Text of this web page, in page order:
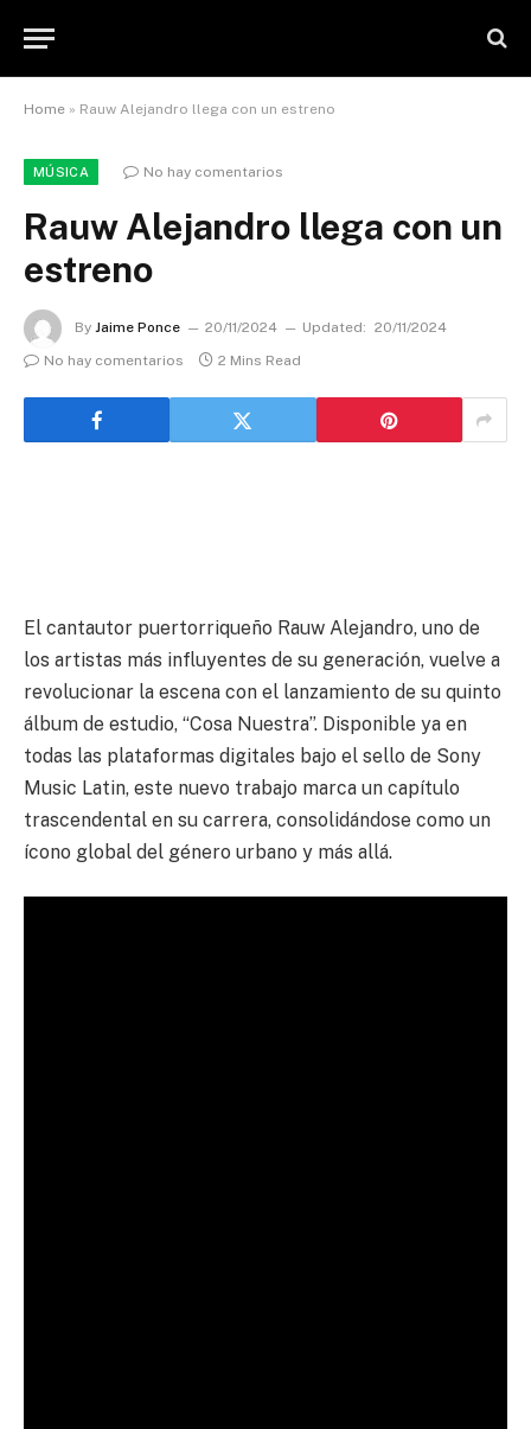
Home » Rauw Alejandro llega con un estreno
MÚSICA No hay comentarios
Rauw Alejandro llega con un
estreno
By Jaime Ponce 20/11/2024 Updated: 20/11/2024
No hay comentarios
2 Mins Read
El cantautor puertorriqueño Rauw Alejandro, uno de
los artistas más influyentes de su generación, vuelve a
revolucionar la escena con el lanzamiento de su quinto
álbum de estudio, “Cosa Nuestra”. Disponible ya en
todas las plataformas digitales bajo el sello de Sony
Music Latin, este nuevo trabajo marca un capítulo
trascendental en su carrera, consolidándose como un
ícono global del género urbano y más allá.